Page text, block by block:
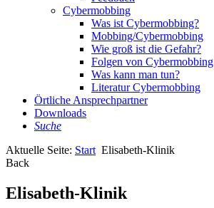
Cybermobbing
Was ist Cybermobbing?
Mobbing/Cybermobbing
Wie groß ist die Gefahr?
Folgen von Cybermobbing
Was kann man tun?
Literatur Cybermobbing
Örtliche Ansprechpartner
Downloads
Suche
Aktuelle Seite: Start Elisabeth-Klinik
Back
Elisabeth-Klinik